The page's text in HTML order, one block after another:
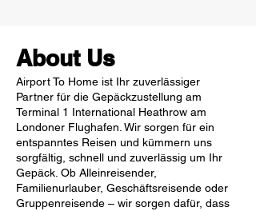
About Us
Airport To Home ist Ihr zuverlässiger
Partner für die Gepäckzustellung am
Terminal 1 International Heathrow am
Londoner Flughafen. Wir sorgen für ein
entspanntes Reisen und kümmern uns
sorgfältig, schnell und zuverlässig um Ihr
Gepäck. Ob Alleinreisender,
Familienurlauber, Geschäftsreisende oder
Gruppenreisende – wir sorgen dafür, dass